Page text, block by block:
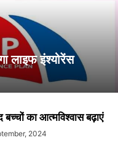
लाइफ इंश्योरेंस
का आत्मविश्वास बढ़ाएं
2024